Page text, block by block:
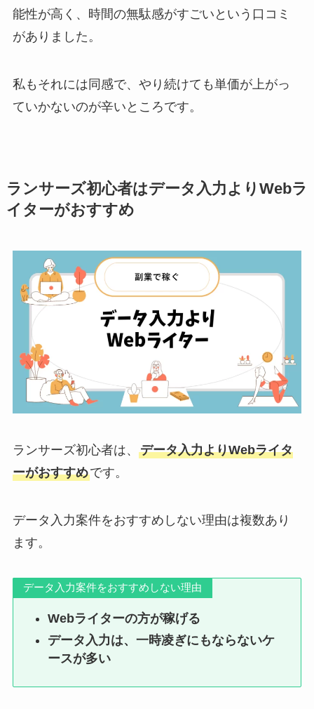
能性が高く、時間の無駄感がすごいという口コミ
がありました。
私もそれには同感で、やり続けても単価が上がっ
ていかないのが辛いところです。
ランサーズ初心者はデータ入力よりWebラ
イターがおすすめ
ランサーズ初心者は、 データ入力よりWebライタ
ーがおすすめです。
データ入力案件をおすすめしない理由は複数あり
ます。
データ入力案件をおすすめしない理由
Webライターの方が稼げる
データ入力は、一時凌ぎにもならないケ
ースが多い